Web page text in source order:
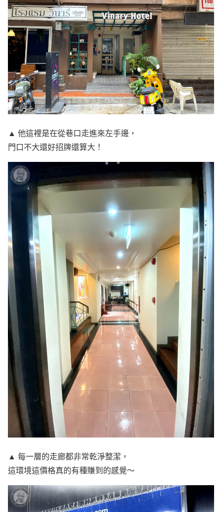
▲ 他這裡是在從巷口走進來左手邊，
門口不大還好招牌還算大！
▲ 每一層的走廊都非常乾淨整潔，
這環境這價格真的有種賺到的感覺～